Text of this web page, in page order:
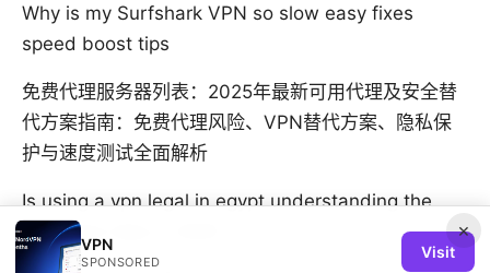
Why is my Surfshark VPN so slow easy fixes
speed boost tips
免费代理服务器列表：2025年最新可用代理及安全替
代方案指南：免费代理风险、VPN替代方案、隐私保
护与速度测试全面解析
Is using a vpn legal in egypt understanding the
rules and risks in 2025
×
VPN
SPONSORED
Visit